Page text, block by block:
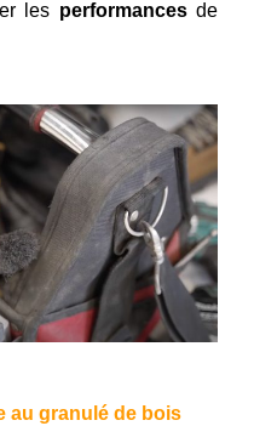
les performancesde
au granulé de bois